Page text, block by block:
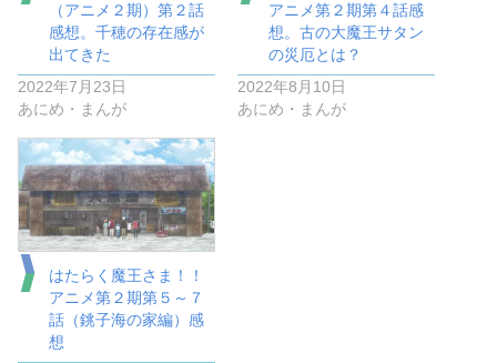
（アニメ２期）第２話
感想。千穂の存在感が
出てきた
2022年7月23日
あにめ・まんが
アニメ第２期第４話感
想。古の大魔王サタン
の災厄とは？
2022年8月10日
あにめ・まんが
はたらく魔王さま！！
アニメ第２期第５～７
話（銚子海の家編）感
想